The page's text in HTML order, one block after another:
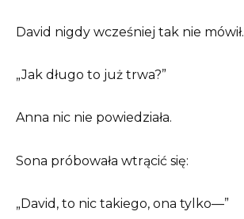
David nigdy wcześniej tak nie mówił.
„Jak długo to już trwa?”
Anna nic nie powiedziała.
Sona próbowała wtrącić się:
„David, to nic takiego, ona tylko—”